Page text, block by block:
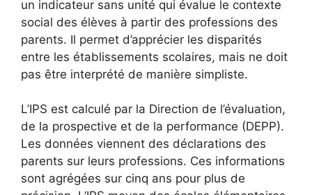
un indicateur sans unité qui évalue le contexte
social des élèves à partir des professions des
parents. Il permet d’apprécier les disparités
entre les établissements scolaires, mais ne doit
pas être interprété de manière simpliste.
L’IPS est calculé par la Direction de l’évaluation,
de la prospective et de la performance (DEPP).
Les données viennent des déclarations des
parents sur leurs professions. Ces informations
sont agrégées sur cinq ans pour plus de